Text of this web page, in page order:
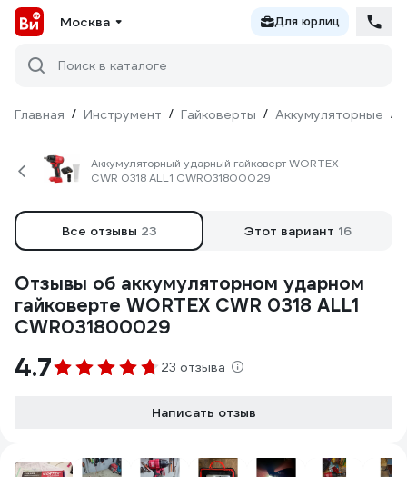
Москва Для юрлиц
Поиск в каталоге
Главная / Инструмент / Гайковерты / Аккумуляторные /
Аккумуляторный ударный гайковерт WORTEX
CWR 0318 ALL1 CWR031800029
Все отзывы 23 Этот вариант 16
Отзывы об аккумуляторном ударном
гайковерте WORTEX CWR 0318 ALL1
CWR031800029
4.7 23 отзыва
Написать отзыв